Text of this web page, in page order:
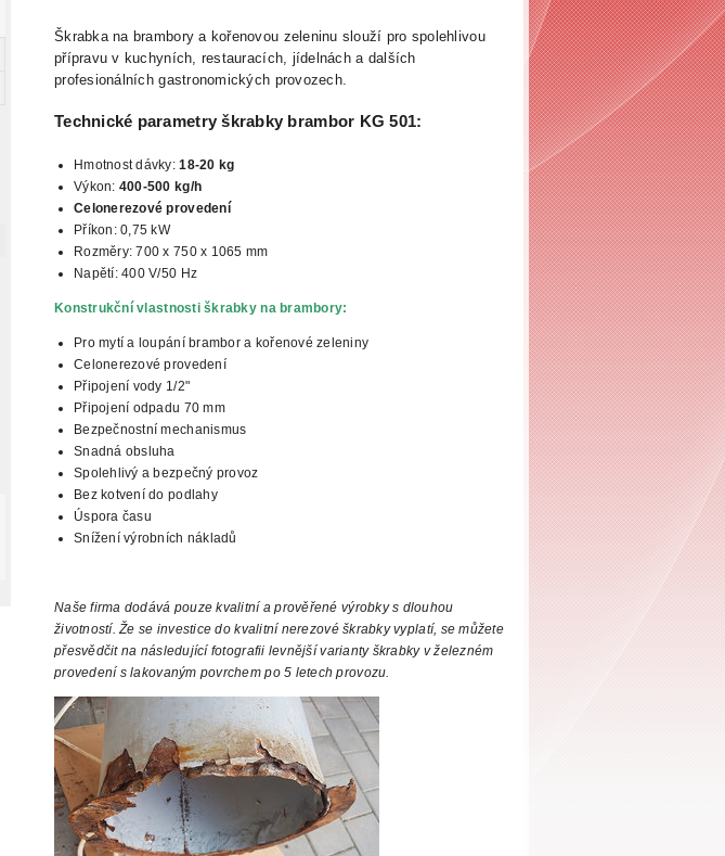
Škrabka na brambory a kořenovou zeleninu slouží pro spolehlivou
přípravu v kuchyních, restauracích, jídelnách a dalších
profesionálních gastronomických provozech.
Technické parametry škrabky brambor KG 501:
Hmotnost dávky: 18-20 kg
Výkon: 400-500 kg/h
Celonerezové provedení
Příkon: 0,75 kW
Rozměry: 700 x 750 x 1065 mm
Napětí: 400 V/50 Hz
Konstrukční vlastnosti škrabky na brambory:
Pro mytí a loupání brambor a kořenové zeleniny
Celonerezové provedení
Připojení vody 1/2"
Připojení odpadu 70 mm
Bezpečnostní mechanismus
Snadná obsluha
Spolehlivý a bezpečný provoz
Bez kotvení do podlahy
Úspora času
Snížení výrobních nákladů
Naše firma dodává pouze kvalitní a prověřené výrobky s dlouhou
životností. Že se investice do kvalitní nerezové škrabky vyplatí, se můžete
přesvědčit na následující fotografii levnější varianty škrabky v železném
provedení s lakovaným povrchem po 5 letech provozu.